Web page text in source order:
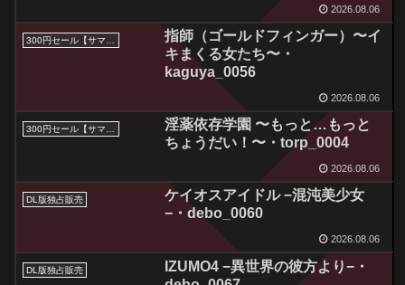
2026.08.06
指師（ゴールドフィンガー）〜イ
キまくる女たち〜・
kaguya_0056
2026.08.06
淫薬依存学園 〜もっと…もっと
ちょうだい！〜・torp_0004
2026.08.06
DL版独占販売
ケイオスアイドル −混沌美少女
−・debo_0060
2026.08.06
DL版独占販売
IZUMO4 −異世界の彼方より−・